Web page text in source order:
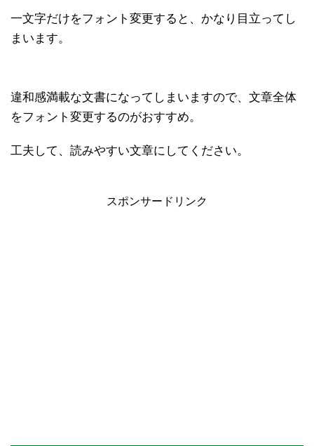
一文字だけをフォント変更すると、かなり目立ってし
まいます。
違和感満載な文書になってしまいますので、文章全体
をフォント変更するのがおすすめ。
工夫して、読みやすい文章にしてください。
スポンサードリンク